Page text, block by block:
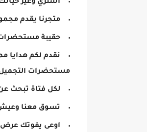
اشتري وغير
متجرنا يقدم
حقيبة
نقدم لكم هدايا
مستحضرات التجميل
لكل فتاة تبحث
تسوق معنا وعيش
اوعى يفوتك عرض ال 24